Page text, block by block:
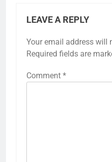
LEAVE A REPLY
Your email address will
Required fields are
Comment *